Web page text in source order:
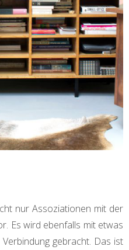
nur Assoziationen mit der
Es wird ebenfalls mit etwas
gebracht. Das ist